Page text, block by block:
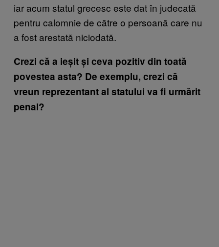
iar acum statul grecesc este dat în judecată
pentru calomnie de către o persoană care nu
a fost arestată niciodată.
Crezi că a ieșit și ceva pozitiv din toată
povestea asta? De exemplu, crezi că
vreun reprezentant al statului va fi urmărit
penal?